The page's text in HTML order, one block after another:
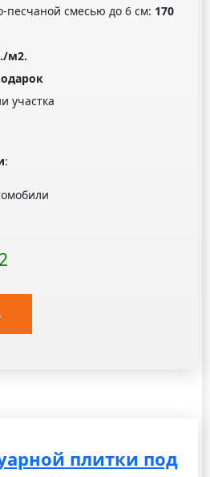
песчаной смесью до 6 см: 170
м2.
участка
:
2
плитки под